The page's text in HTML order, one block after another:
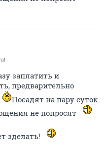
заплатить и
предварительно
Посадят на пару суток
не попросят
зделать!